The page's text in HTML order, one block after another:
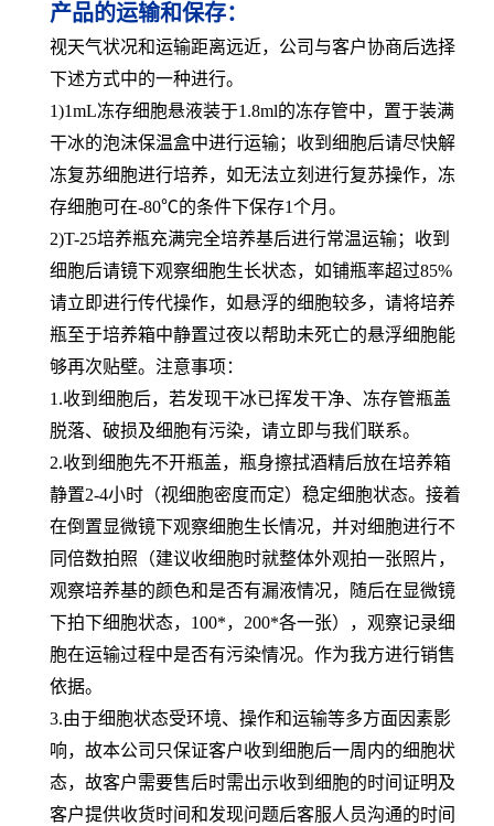
产品的运输和保存：
视天气状况和运输距离远近，公司与客户协商后选择
下述方式中的一种进行。
1)1mL冻存细胞悬液装于1.8ml的冻存管中，置于装满
干冰的泡沫保温盒中进行运输；收到细胞后请尽快解
冻复苏细胞进行培养，如无法立刻进行复苏操作，冻
存细胞可在-80℃的条件下保存1个月。
2)T-25培养瓶充满完全培养基后进行常温运输；收到
细胞后请镜下观察细胞生长状态，如铺瓶率超过85%
请立即进行传代操作，如悬浮的细胞较多，请将培养
瓶至于培养箱中静置过夜以帮助未死亡的悬浮细胞能
够再次贴壁。注意事项：
1.收到细胞后，若发现干冰已挥发干净、冻存管瓶盖
脱落、破损及细胞有污染，请立即与我们联系。
2.收到细胞先不开瓶盖，瓶身擦拭酒精后放在培养箱
静置2-4小时（视细胞密度而定）稳定细胞状态。接着
在倒置显微镜下观察细胞生长情况，并对细胞进行不
同倍数拍照（建议收细胞时就整体外观拍一张照片，
观察培养基的颜色和是否有漏液情况，随后在显微镜
下拍下细胞状态，100*，200*各一张），观察记录细
胞在运输过程中是否有污染情况。作为我方进行销售
依据。
3.由于细胞状态受环境、操作和运输等多方面因素影
响，故本公司只保证客户收到细胞后一周内的细胞状
态，故客户需要售后时需出示收到细胞的时间证明及
客户提供收货时间和发现问题后客服人员沟通的时间